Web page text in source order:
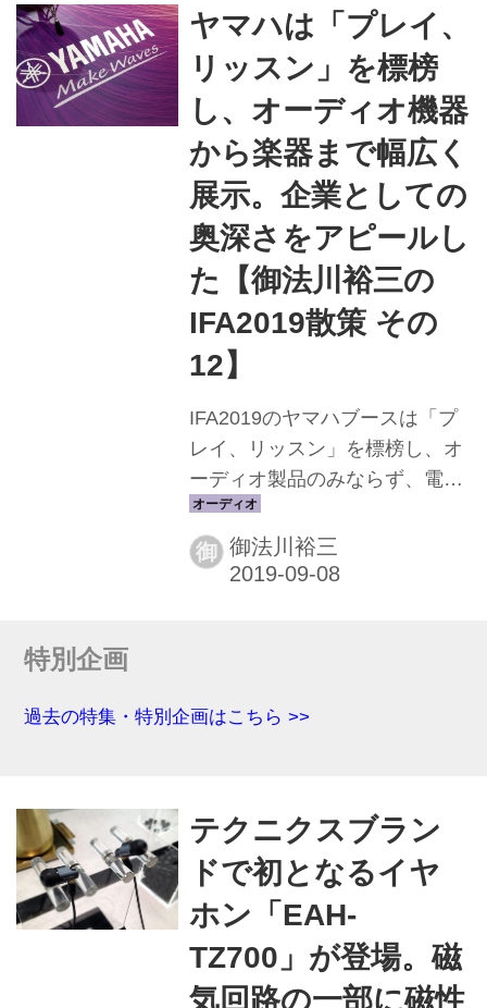
かな）。 ●ショールームに足を
踏み入れ、製品を見て回る中、
その量に圧倒されることがよく
あります。そんな時に、どの製
品が最も優れているのか、価格
以外のところでどうやって簡単
に見分けることができるのか。
●様々なコンテンツが映画館向
けから家庭向けへとシフトし続
ける中、映画製作者のビジョン
を忠実に描いたハイクォリティ
の視聴体験をどうやって見極め
るのか。 ...
ヤマハは「プレイ、
リッスン」を標榜
し、オーディオ機器
から楽器まで幅広く
展示。企業としての
奥深さをアピールし
た【御法川裕三の
IFA2019散策 その
12】
IFA2019のヤマハブースは「プ
レイ、リッスン」を標榜し、オ
ーディオ製品のみならず、電子
ドラムやギター、ベースなど、
楽器も大きく展示し、企業とし
ての奥深さをアピールしてい
機器、サウンド・バー、AVセン
ったが、いずれも欧州でのセー
ルスは好調だという。 浜松にあ
る企業ミュージアム
「INNOVATION ROAD」でもデ
モされている「バーチャル・ス
テージ」（“ライブの真空パッ
ク”がコンセプト。“電気...
御 御法川裕三
特別企画
過去の特集・特別企画はこちら >>
テクニクスブラン
ドで初となるイヤ
ホン「EAH-
TZ700」が登場。磁
気回路の一部に磁性